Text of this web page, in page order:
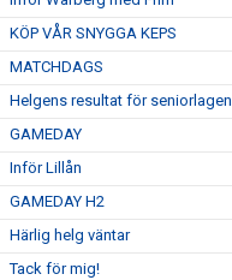
KÖP VÅR SNYGGA KEPS
MATCHDAGS
Helgens resultat för seniorlagen
GAMEDAY
Inför Lillån
GAMEDAY H2
Härlig helg väntar
Tack för mig!